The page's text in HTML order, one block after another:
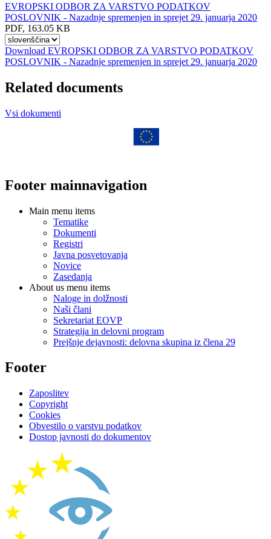
EVROPSKI ODBOR ZA VARSTVO PODATKOV
POSLOVNIK - Nazadnje spremenjen in sprejet 29. januarja 2020
PDF, 163.05 KB
Select
other
language
download
with
button
Download EVROPSKI ODBOR ZA VARSTVO PODATKOV
POSLOVNIK - Nazadnje spremenjen in sprejet 29. januarja 2020
Related documents
Vsi dokumenti
Footer mainnavigation
Main menu items
Tematike
Dokumenti
Registri
Javna posvetovanja
Novice
Zasedanja
About us menu items
Naloge in dolžnosti
Naši člani
Sekretariat EOVP
Strategija in delovni program
Prejšnje dejavnosti: delovna skupina iz člena 29
Footer
Zaposlitev
Copyright
Cookies
Obvestilo o varstvu podatkov
Dostop javnosti do dokumentov